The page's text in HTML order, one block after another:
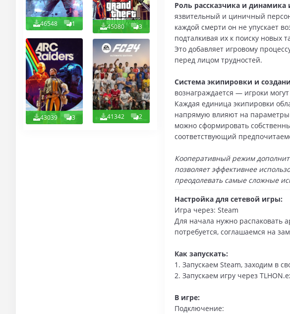
46548 1 45080 3
43039 3 41342 2
Роль рассказчика и динамика
язвительный и циничный
каждой смерти он не упускает
подталкивая их к поиску новых
Это добавляет игровому
перед лицом трудностей.
Система экипировки и
вознаграждается — игроки
Каждая единица экипировки
напрямую влияют на параметры
можно сформировать
соответствующий
Кооперативный режим
позволяет эффективнее
преодолевать самые сложные
Настройка для сетевой игры:
Игра через: Steam
Для начала нужно распаковать
потребуется, соглашаемся на
Как запускать:
1. Запускаем Steam, заходим в
2. Запускаем игру через
В игре:
Подключение: